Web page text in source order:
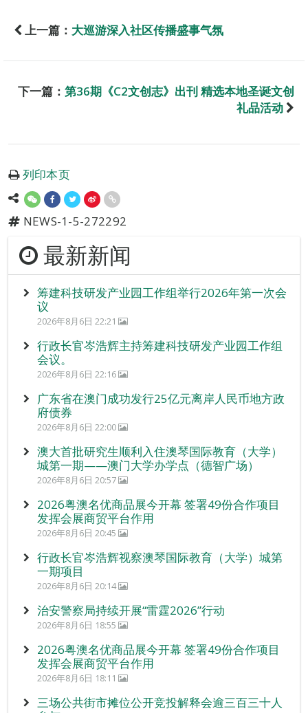
上一篇： 大巡游深入社区传播盛事气氛
下一篇： 第36期《C2文创志》出刊 精选本地圣诞文创
礼品活动
列印本页
NEWS-1-5-272292
最新新闻
筹建科技研发产业园工作组举行2026年第一次会
议
2026年8月6日 22:21
行政长官岑浩辉主持筹建科技研发产业园工作组
会议。
2026年8月6日 22:16
广东省在澳门成功发行25亿元离岸人民币地方政
府债券
2026年8月6日 22:00
澳大首批研究生顺利入住澳琴国际教育（大学）
城第一期——澳门大学办学点（德智广场）
2026年8月6日 20:57
2026粤澳名优商品展今开幕 签署49份合作项目
发挥会展商贸平台作用
2026年8月6日 20:45
行政长官岑浩辉视察澳琴国际教育（大学）城第
一期项目
2026年8月6日 20:14
治安警察局持续开展“雷霆2026”行动
2026年8月6日 18:55
2026粤澳名优商品展今开幕 签署49份合作项目
发挥会展商贸平台作用
2026年8月6日 18:11
三场公共街市摊位公开竞投解释会逾三百三十人